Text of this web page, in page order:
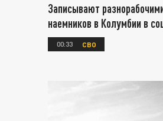
Записывают
наемников в Колумбии в
00:33 СВО